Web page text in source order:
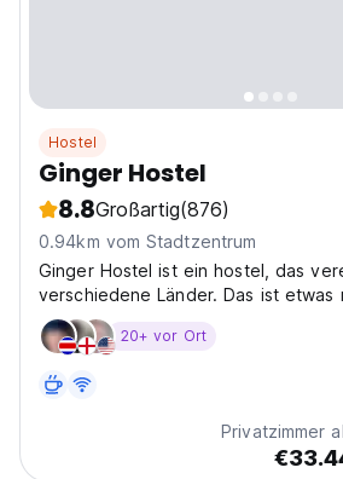
Hostel
Ginger Hostel
8.8Großartig(876)
0.94km vom Stadtzentrum
Ginger Hostel ist ein hostel, das
verschiedene Länder. Das ist etwas
Unterkunft, wir möchten unseren
Möglichkeit mit anderen Wanderern
20+ vor Ort
Privatzimmer